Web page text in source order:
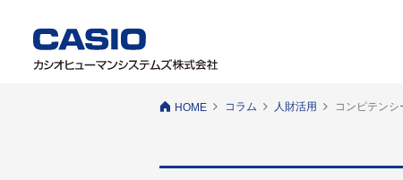
HOME コラム 人財活用 コンピテン